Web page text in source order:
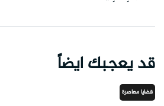
قد يعجبك ايضاً
قضايا معاصرة